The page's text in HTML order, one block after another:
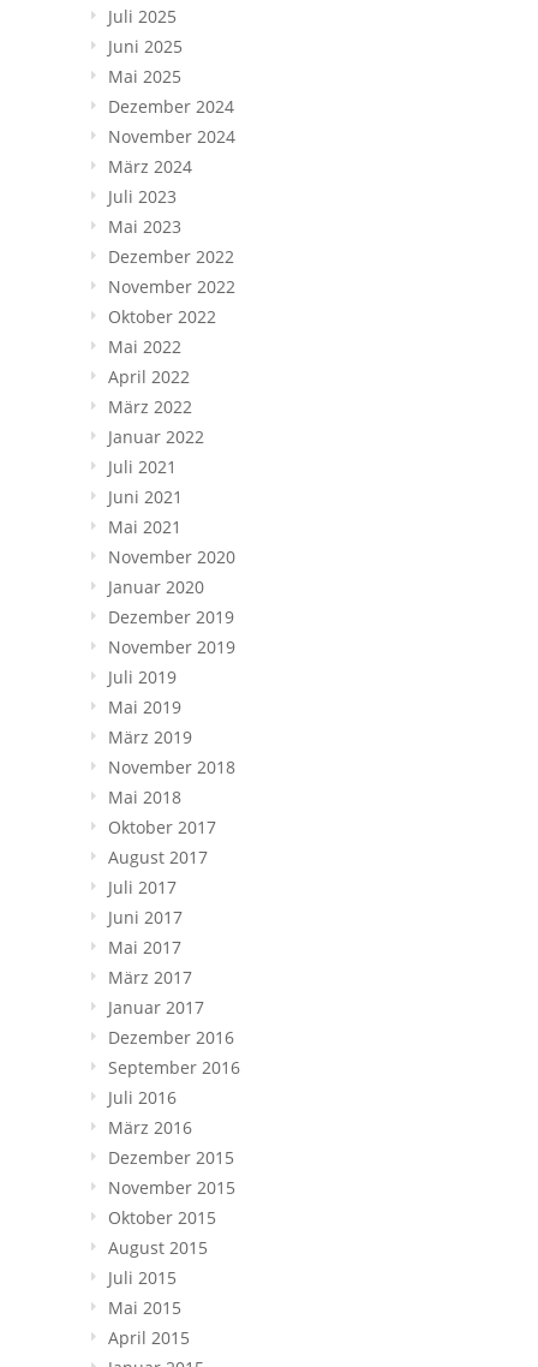
Juli 2025
Juni 2025
Mai 2025
Dezember 2024
November 2024
März 2024
Juli 2023
Mai 2023
Dezember 2022
November 2022
Oktober 2022
Mai 2022
April 2022
März 2022
Januar 2022
Juli 2021
Juni 2021
Mai 2021
November 2020
Januar 2020
Dezember 2019
November 2019
Juli 2019
Mai 2019
März 2019
November 2018
Mai 2018
Oktober 2017
August 2017
Juli 2017
Juni 2017
Mai 2017
März 2017
Januar 2017
Dezember 2016
September 2016
Juli 2016
März 2016
Dezember 2015
November 2015
Oktober 2015
August 2015
Juli 2015
Mai 2015
April 2015